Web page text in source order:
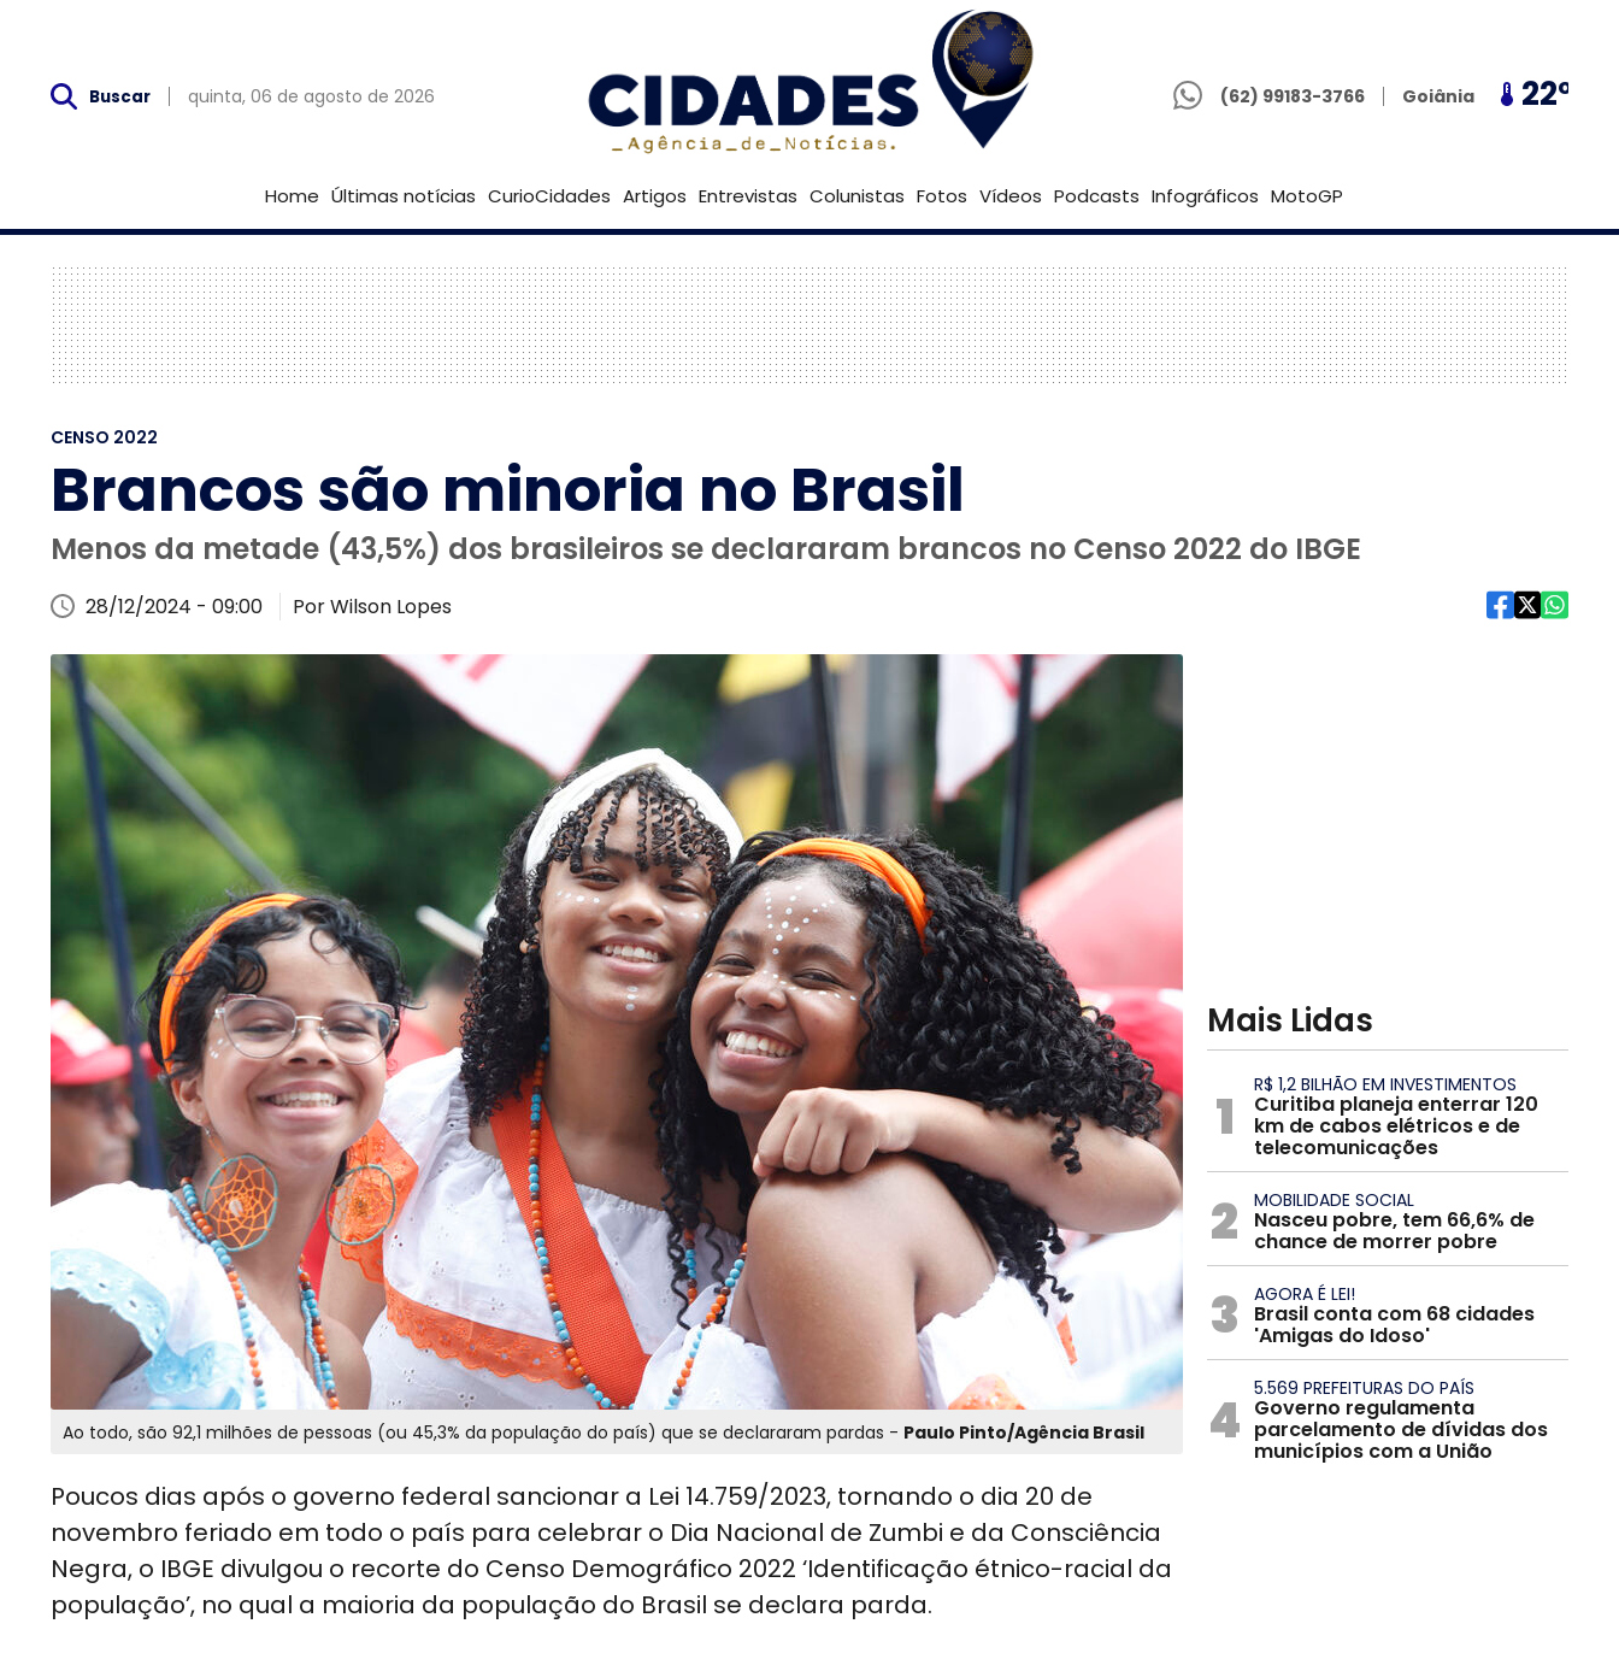
Buscar quinta, 06 de agosto de 2026 (62) 99183-3766
Goiânia 22º Brasília Goiânia 22º Brasília 19º
Home Últimas notícias CurioCidades Artigos Entrevistas Colunistas Fotos Vídeos Podcasts Infográficos MotoGP
CENSO 2022
Brancos são minoria no Brasil
Menos da metade (43,5%) dos brasileiros se declararam brancos no Censo 2022 do IBGE
28/12/2024 - 09:00 Por Wilson Lopes
Ao todo, são 92,1 milhões de pessoas (ou 45,3% da população do país) que se declararam pardas - Paulo Pinto/Agência Brasil
Poucos dias após o governo federal sancionar a Lei 14.759/2023, tornando o dia 20 de
novembro feriado em todo o país para celebrar o Dia Nacional de Zumbi e da Consciência
Negra, o IBGE divulgou o recorte do Censo Demográfico 2022 ‘Identificação étnico-racial da
população’, no qual a maioria da população do Brasil se declara parda.
Mais Lidas
1 R$ 1,2 BILHÃO EM INVESTIMENTOS
Curitiba planeja enterrar 120
km de cabos elétricos e de
telecomunicações
2 MOBILIDADE SOCIAL
Nasceu pobre, tem 66,6% de
chance de morrer pobre
3 AGORA É LEI!
Brasil conta com 68 cidades
'Amigas do Idoso'
4 5.569 PREFEITURAS DO PAÍS
Governo regulamenta
parcelamento de dívidas dos
municípios com a União